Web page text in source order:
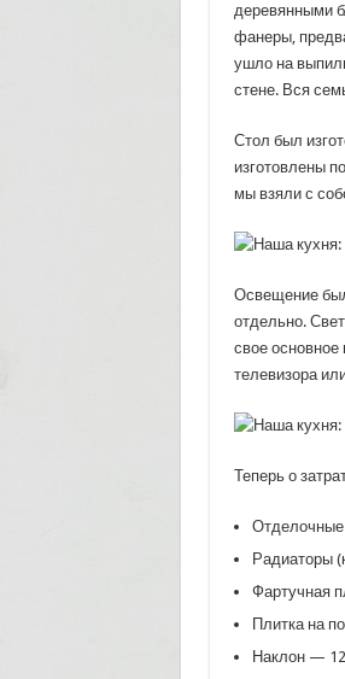
деревянными
фанеры,
ушло на
стене. Вся
Стол был
изготовлены
мы взяли с
Освещение
отдельно.
свое основное
телевизора
Теперь о
Отделочные
Радиаторы
Фартучная
Плитка на
Наклон —